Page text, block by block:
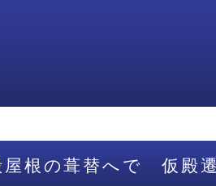
根の葺替へで 仮殿